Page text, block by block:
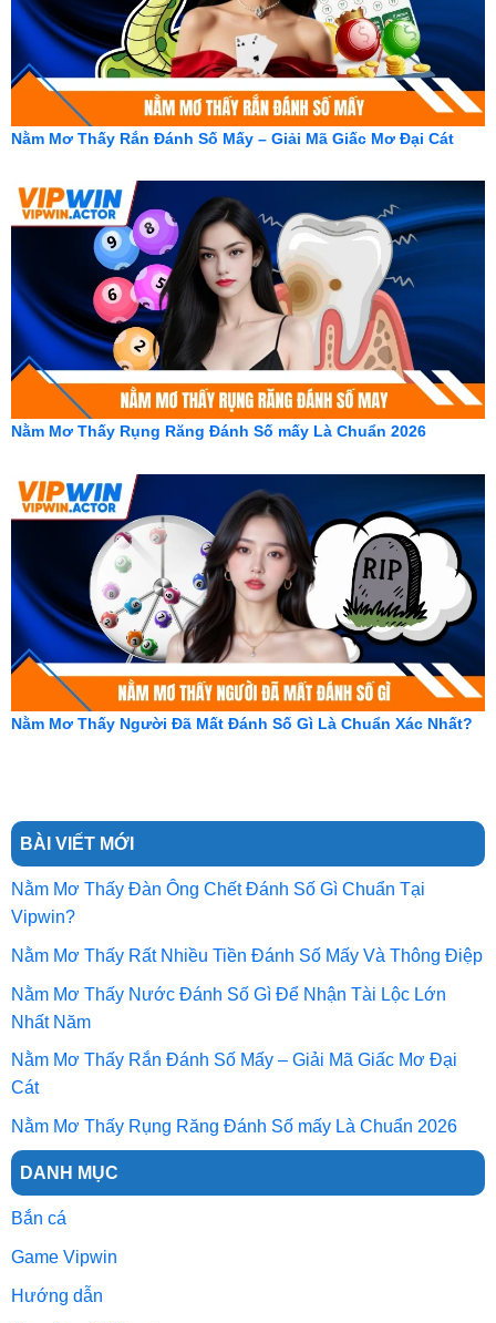
Nằm Mơ Thấy Rắn Đánh Số Mấy – Giải Mã Giấc Mơ Đại Cát
Nằm Mơ Thấy Rụng Răng Đánh Số mấy Là Chuẩn 2026
Nằm Mơ Thấy Người Đã Mất Đánh Số Gì Là Chuẩn Xác Nhất?
BÀI VIẾT MỚI
Nằm Mơ Thấy Đàn Ông Chết Đánh Số Gì Chuẩn Tại
Vipwin?
Nằm Mơ Thấy Rất Nhiều Tiền Đánh Số Mấy Và Thông Điệp
Nằm Mơ Thấy Nước Đánh Số Gì Để Nhận Tài Lộc Lớn
Nhất Năm
Nằm Mơ Thấy Rắn Đánh Số Mấy – Giải Mã Giấc Mơ Đại
Cát
Nằm Mơ Thấy Rụng Răng Đánh Số mấy Là Chuẩn 2026
DANH MỤC
Bắn cá
Game Vipwin
Hướng dẫn